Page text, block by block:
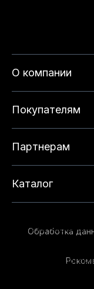
О компании
Покупателям
Партнерам
Каталог
Обработка
опыта на нашем
данный сайт, вы
технологий. Для